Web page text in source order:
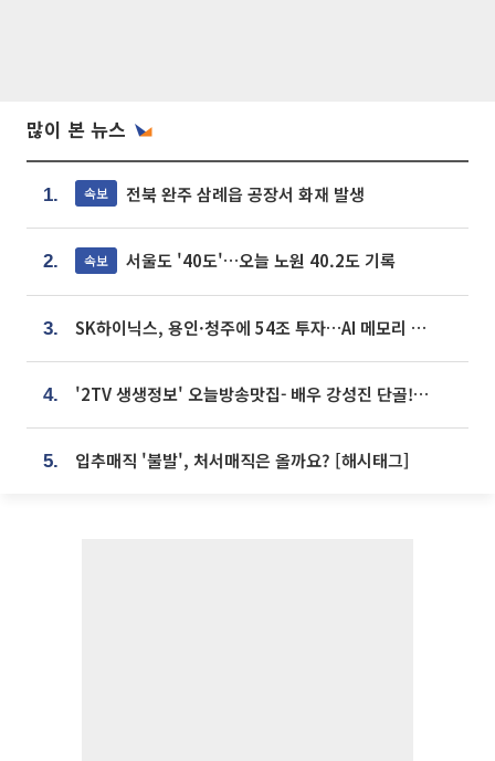
많이 본 뉴스
1. 속보 전북 완주 삼례읍 공장서 화재 발생
2. 속보 서울도 '40도'…오늘 노원 40.2도 기록
3. SK하이닉스, 용인·청주에 54조 투자…AI 메모리 생산기지 키운다
4. '2TV 생생정보' 오늘방송맛집- 배우 강성진 단골! 쌀국수ㆍ푸팟퐁 커리 맛집 '블○○○'
5. 입추매직 '불발', 처서매직은 올까요? [해시태그]